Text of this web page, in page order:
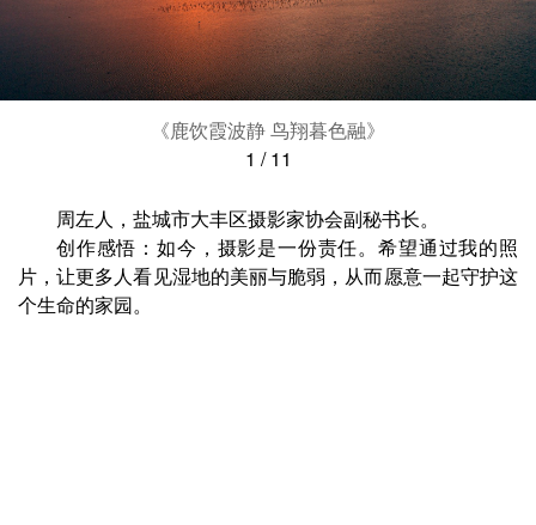
《鹿饮霞波静 鸟翔暮色融》
1 /11
周左人，盐城市大丰区摄影家协会副秘书长。
创作感悟：如今，摄影是一份责任。希望通过我的照
片，让更多人看见湿地的美丽与脆弱，从而愿意一起守护这
个生命的家园。